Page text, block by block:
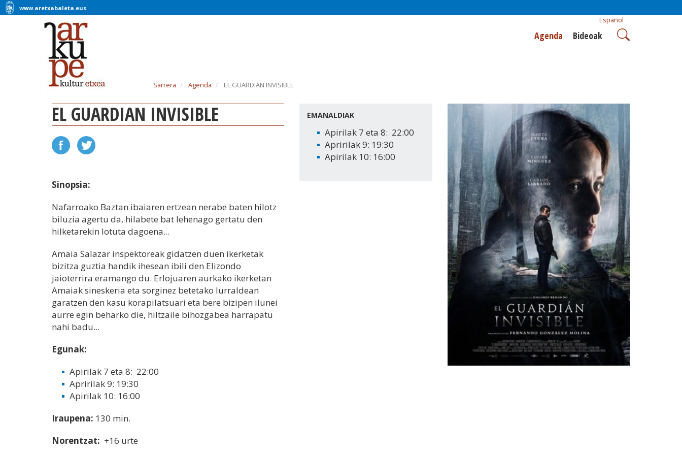
www.aretxabaleta.eus
Español
Agenda Bideoak
Sarrera Agenda EL GUARDIAN INVISIBLE
EL GUARDIAN INVISIBLE
Sinopsia:
Nafarroako Baztan ibaiaren ertzean nerabe baten hilotz
biluzia agertu da, hilabete bat lehenago gertatu den
hilketarekin lotuta dagoena...
Amaia Salazar inspektoreak gidatzen duen ikerketak
bizitza guztia handik ihesean ibili den Elizondo
jaioterrira eramango du. Erlojuaren aurkako ikerketan
Amaiak sineskeria eta sorginez betetako lurraldean
garatzen den kasu korapilatsuari eta bere bizipen ilunei
aurre egin beharko die, hiltzaile bihozgabea harrapatu
nahi badu...
Egunak:
Apirilak 7 eta 8: 22:00
Apririlak 9: 19:30
Apirilak 10: 16:00
Iraupena: 130 min.
Norentzat: +16 urte
EMANALDIAK
Apirilak 7 eta 8: 22:00
Apririlak 9: 19:30
Apirilak 10: 16:00